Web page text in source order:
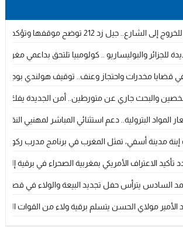
زد 212 توضح موقفها وتؤكد أن المنشورات المنسوبة إليها لا تمثل موقفها الرسمي.
للجزائر والبوليساريو .. كولومبيا تلتحق بداعمي مغربية
مخدرات واحتجاز وعنف.. توقيف هولندي بوجدة
والبحث جاري عن متورطين.. أمن الجديدة يفك
المواد البترولية.. دعم استثنائي المباشر لمهنيي
إبنة مدينة أسفي، تمثل المغرب في برنامج مدرب ركوب
تأكيد الاعتراف الأمريكي بمغربية الصحراء في برقية إلى
السادس يترأس حفل تجديد البيعة والولاء في قصر
الأمير مولاي الحسن يتسلم برقية ولاء من القوات